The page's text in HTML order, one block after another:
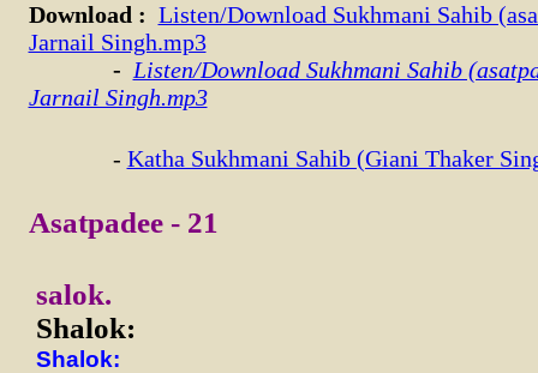
Download : Listen/Download Sukhmani Sahib
Jarnail Singh.mp3
- Listen/Download Sukhmani Sahib
Jarnail Singh.mp3
- Katha Sukhmani Sahib (Giani Thaker
Asatpadee - 21
salok.
Shalok:
Shalok: